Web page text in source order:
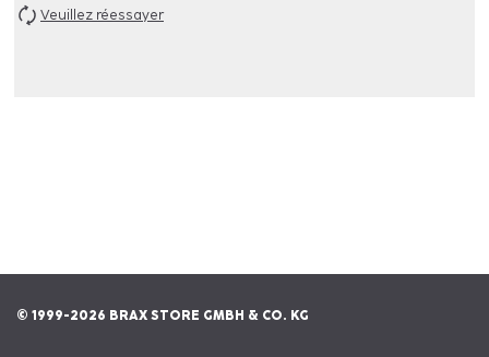
Veuillez réessayer
© 1999-2026 BRAX STORE GMBH & CO. KG